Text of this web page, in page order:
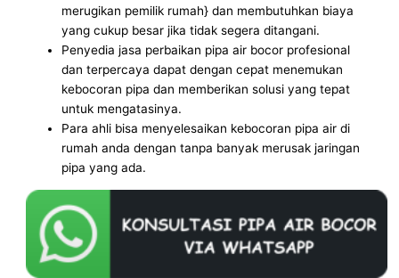
merugikan pemilik rumah} dan membutuhkan biaya
yang cukup besar jika tidak segera ditangani.
Penyedia jasa perbaikan pipa air bocor profesional
dan terpercaya dapat dengan cepat menemukan
kebocoran pipa dan memberikan solusi yang tepat
untuk mengatasinya.
Para ahli bisa menyelesaikan kebocoran pipa air di
rumah anda dengan tanpa banyak merusak jaringan
pipa yang ada.